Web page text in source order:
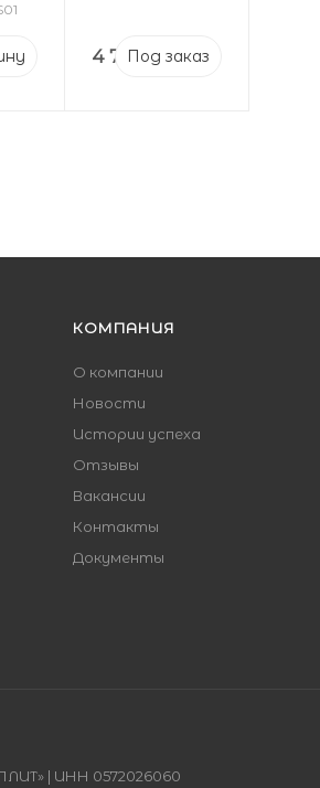
4 739₽
Под заказ
КОМПАНИЯ
О компании
Новости
Истории успеха
Отзывы
Вакансии
Контакты
Документы
| ИНН 0572026060